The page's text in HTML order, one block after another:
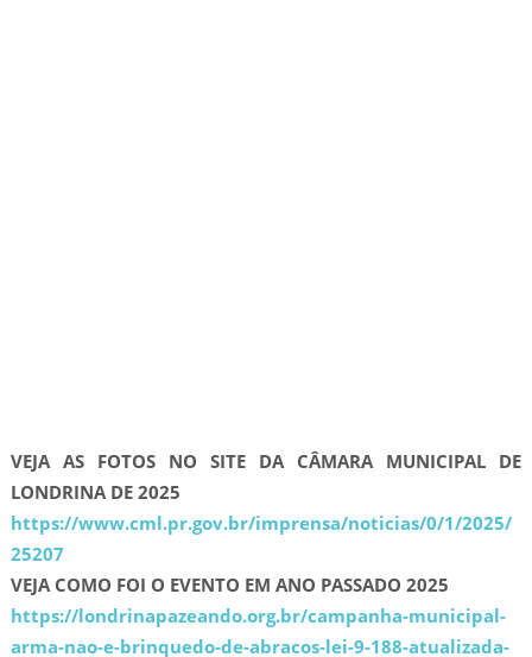
VEJA AS FOTOS NO SITE DA CÂMARA MUNICIPAL DE
LONDRINA DE 2025
https://www.cml.pr.gov.br/imprensa/noticias/0/1/2025/
25207
VEJA COMO FOI O EVENTO EM ANO PASSADO 2025
https://londrinapazeando.org.br/campanha-municipal-
arma-nao-e-brinquedo-de-abracos-lei-9-188-atualizada-